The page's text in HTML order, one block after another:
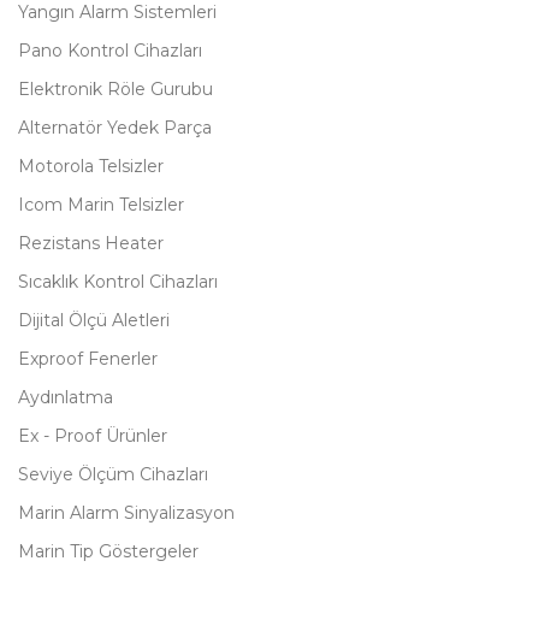
Yangın Alarm Sistemleri
Pano Kontrol Cihazları
Elektronik Röle Gurubu
Alternatör Yedek Parça
Motorola Telsizler
Icom Marin Telsizler
Rezistans Heater
Sıcaklık Kontrol Cihazları
Dijital Ölçü Aletleri
Exproof Fenerler
Aydınlatma
Ex - Proof Ürünler
Seviye Ölçüm Cihazları
Marin Alarm Sinyalizasyon
Marin Tip Göstergeler